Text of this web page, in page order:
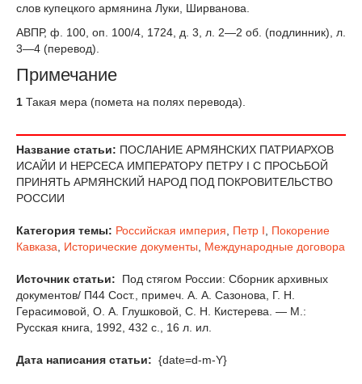
слов купецкого армянина Луки, Ширванова.
АВПР, ф. 100, оп. 100/4, 1724, д. 3, л. 2—2 об. (подлинник), л.
3—4 (перевод).
Примечание
1 Такая мера (помета на полях перевода).
Название статьи: ПОСЛАНИЕ АРМЯНСКИХ ПАТРИАРХОВ
ИСАЙИ И НЕРСЕСА ИМПЕРАТОРУ ПЕТРУ I С ПРОСЬБОЙ
ПРИНЯТЬ АРМЯНСКИЙ НАРОД ПОД ПОКРОВИТЕЛЬСТВО
РОССИИ
Категория темы: Российская империя Петр I
Покорение
Кавказа
Исторические документы Международные договора
Источник статьи:
Под стягом России: Сборник архивных
документов/ П44 Сост., примеч. А. А. Сазонова, Г. Н.
Герасимовой, О. А. Глушковой, С. Н. Кистерева. — М.:
Русская книга, 1992, 432 с., 16 л. ил.
Дата написания статьи: {date=d-m-Y}